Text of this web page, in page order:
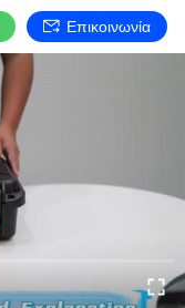
Επικοινωνία